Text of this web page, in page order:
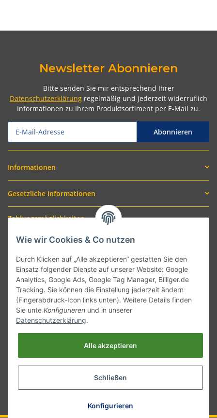
Newsletter Abonnieren
Bitte senden Sie mir entsprechend Ihrer
Datenschutzerklärung regelmäßig und jederzeit widerruflich
Informationen zu Ihrem Produktsortiment per E-Mail zu.
Abonnieren
Informationen
Gesetzliche Informationen
Zahlungsmöglichkeiten
Versand mit
* Alle Preise inkl. gesetzlicher USt., zzgl.Versand
Wie wir Cookies & Co nutzen
Durch Klicken auf „Alle akzeptieren“ gestatten Sie den
Einsatz folgender Dienste auf unserer Website: Google
Analytics, Google Ads, Google Tag Manager, Billiger.de
Tracking. Sie können die Einstellung jederzeit ändern
(Fingerabdruck-Icon links unten). Weitere Details finden
Sie unte Konfigurieren und in unserer
Datenschutzerklärung.
Alle akzeptieren
Schließen
Konfigurieren